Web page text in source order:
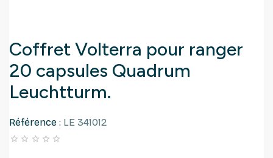
Coffret Volterra pour ranger
20 capsules Quadrum
Leuchtturm.
Référence : LE 341012
    